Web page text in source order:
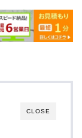
CLOSE